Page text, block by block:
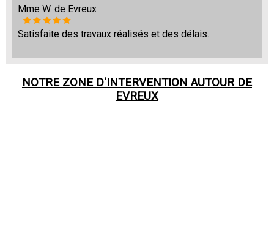
Mme W. de Evreux
Satisfaite des travaux réalisés et des délais.
NOTRE ZONE D'INTERVENTION AUTOUR DE
EVREUX